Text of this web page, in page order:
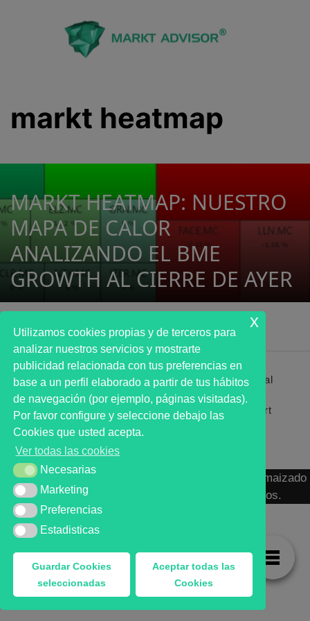
markt heatmap
MARKT HEATMAP: NUESTRO
MAPA DE CALOR
ANALIZANDO EL BME
GROWTH AL CIERRE DE AYER
Primer analista bursátil automatizado profesional
que ayuda a la decisión | First automated stock
markets analyst software as a desission support
system.
MARKT ADVISOR ® 2016 :: Análisis Bursátil Automaizado
de Activos Cotizados en Mercados Organizados.
Utilizamos cookies propias y de terceros para
analizar nuestros servicios y mostrarte
publicidad relacionada con tus preferencias en
base a un perfil elaborado a partir de tus hábitos
de navegación (por ejemplo, páginas visitadas).
Por favor configure y seleccione debajo las
Cookies que usted acepta.
Ver todas las cookies
NecesariasNecesarias
MarketingMarketing
Preferencias
Preferencias
Estadisticas
Estadisticas
Guardar Cookies
seleccionadas
Aceptar todas las
Cookies
x